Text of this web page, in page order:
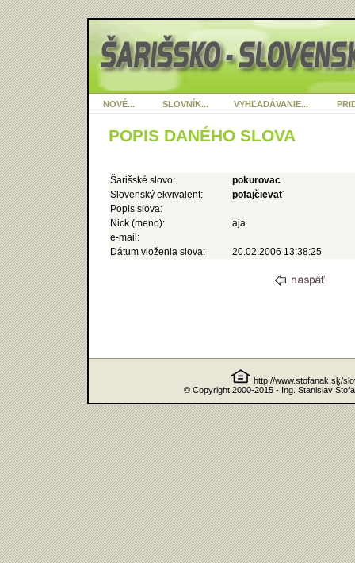
NOVÉ... SLOVNÍK... VYHĽADÁVANIE...
POPIS DANÉHO SLOVA
Šarišské slovo:
pokurovac
Slovenský ekvivalent:
pofajčievať
Popis slova:
Nick (meno):
aja
e-mail:
Dátum vloženia slova:
20.02.2006 13:38:25
http://www.stofanak.sk/
© Copyright 2000-2015 - Ing. Stanislav